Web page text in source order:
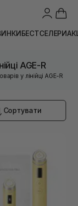
БЕСТСЕЛЕРИ
AGE-R
у лінійці AGE-R
Сортувати